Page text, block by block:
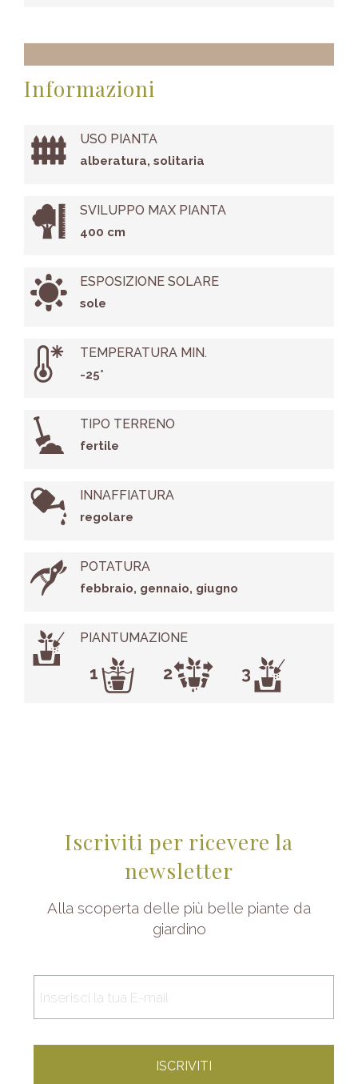
Informazioni
USO PIANTA
alberatura, solitaria
SVILUPPO MAX PIANTA
400 cm
ESPOSIZIONE SOLARE
sole
TEMPERATURA MIN.
-25°
TIPO TERRENO
fertile
INNAFFIATURA
regolare
POTATURA
febbraio, gennaio, giugno
PIANTUMAZIONE
Iscriviti per ricevere la
newsletter
Alla scoperta delle più belle piante da
giardino